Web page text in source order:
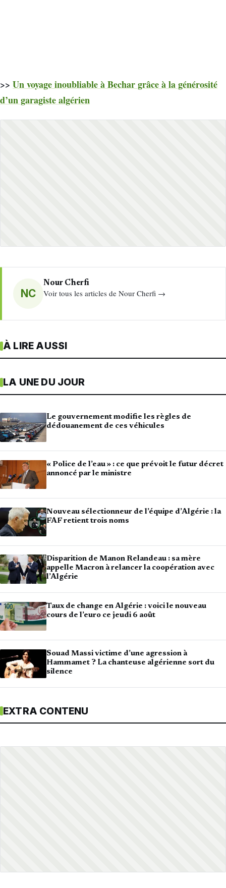
>> Un voyage inoubliable à Bechar grâce à la générosité
d’un garagiste algérien
NC
Nour Cherfi
Voir tous les articles de Nour Cherfi →
À LIRE AUSSI
LA UNE DU JOUR
Le gouvernement modifie les règles de
dédouanement de ces véhicules
« Police de l’eau » : ce que prévoit le futur décret
annoncé par le ministre
Nouveau sélectionneur de l’équipe d’Algérie : la
FAF retient trois noms
Disparition de Manon Relandeau : sa mère
appelle Macron à relancer la coopération avec
l’Algérie
Taux de change en Algérie : voici le nouveau
cours de l’euro ce jeudi 6 août
Souad Massi victime d’une agression à
Hammamet ? La chanteuse algérienne sort du
silence
EXTRA CONTENU